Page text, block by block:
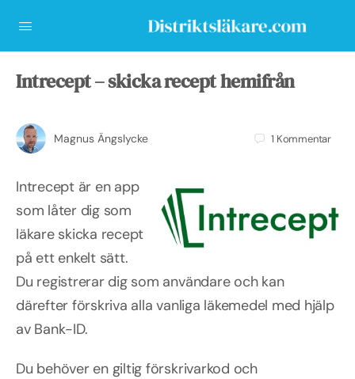
Intrecept – skicka recept hemifrån
Magnus Ängslycke 1 Kommentar
Intrecept är en app
som låter dig som
läkare skicka recept
på ett enkelt sätt.
Du registrerar dig som användare och kan
därefter förskriva alla vanliga läkemedel med hjälp
av Bank-ID.
Du behöver en giltig förskrivarkod och